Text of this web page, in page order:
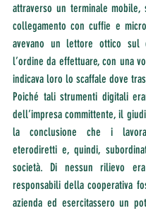
attraverso un terminale mobile,
collegamento con cuffie e
avevano un lettore ottico sul
l’ordine da effettuare, con una
indicava loro lo scaffale dove
Poiché tali strumenti digitali
dell’impresa committente, il
la conclusione che i
eterodiretti e, quindi,
società. Di nessun rilievo
responsabili della cooperativa
azienda ed esercitassero un